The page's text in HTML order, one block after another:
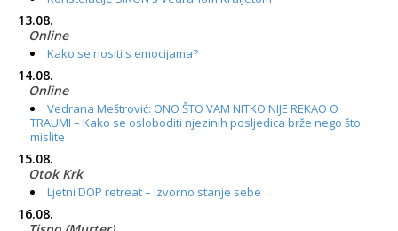
13.08.
Online
Kako se nositi s emocijama?
14.08.
Online
Vedrana Meštrović: ONO ŠTO VAM NITKO NIJE REKAO O
TRAUMI – Kako se osloboditi njezinih posljedica brže nego što
mislite
15.08.
Otok Krk
Ljetni DOP retreat – Izvorno stanje sebe
16.08.